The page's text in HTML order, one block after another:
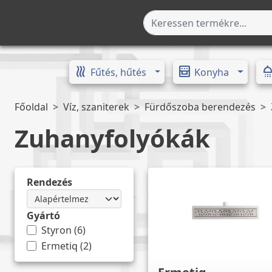
heat Fűtés, hűtés Toggle Dropdown
oven_gen Konyha shower
Főoldal Víz, szaniterek Fürdőszoba berendezés
Zuhanyfolyókák
Rendezés
Gyártó
Styron (6)
Ermetiq (2)